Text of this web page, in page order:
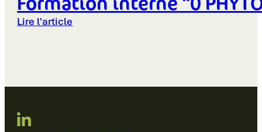
Lire l'article